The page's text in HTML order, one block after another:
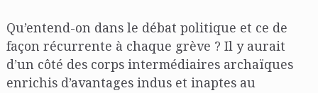
Qu’entend-on dans le débat politique et ce de
façon récurrente à chaque grève ? Il y aurait
d’un côté des corps intermédiaires archaïques
enrichis d’avantages indus et inaptes au